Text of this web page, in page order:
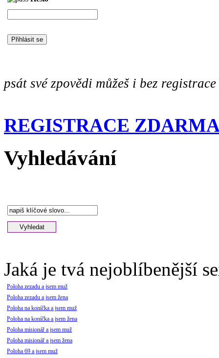
psát své zpovědi můžeš i bez registrace
REGISTRACE
Vyhledávání
Jaká je tvá nejoblíbenější
Poloha zezadu a jsem muž
Poloha zezadu a jsem žena
Poloha na koníčka a jsem muž
Poloha na koníčka a jsem žena
Poloha misionář a jsem muž
Poloha misionář a jsem žena
Poloha 69 a jsem muž